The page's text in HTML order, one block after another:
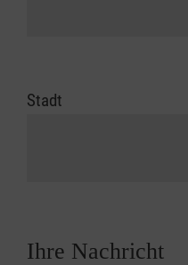
Stadt
Ihre Nachricht